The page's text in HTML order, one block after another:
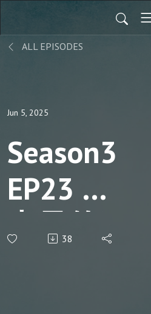
ALL EPISODES
Jun 5, 2025
Season3
EP23 賜
力量的
38